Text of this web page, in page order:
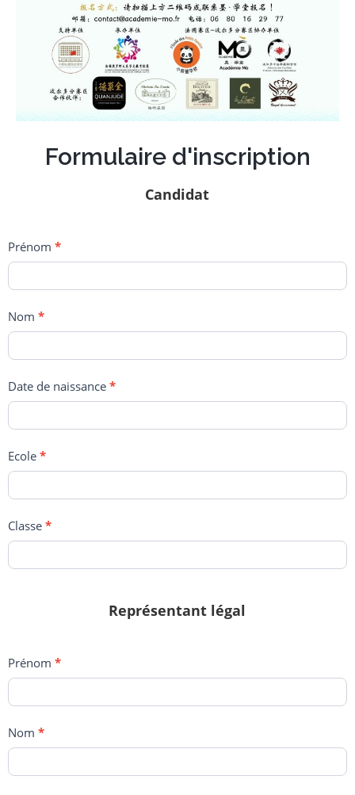
Formulaire d'inscription
chinois
Candidat
Prénom *
Nom *
Date de naissance *
Ecole *
Classe *
Représentant légal
Prénom *
Nom *